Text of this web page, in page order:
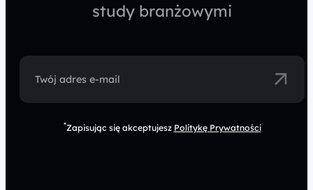
study branżowymi
Twój adres e-mail
*Zapisując się akceptujesz Politykę Prywatności